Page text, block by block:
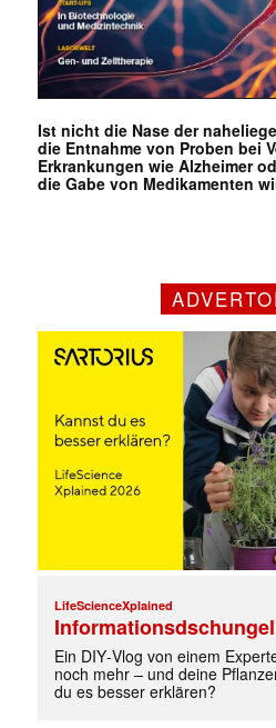
Ist nicht die Nase der
die Entnahme von Proben bei
Erkrankungen wie Alzheimer
die Gabe von Medikamenten
LifeScienceXplained
Ein DIY‑Vlog von einem
noch mehr – und deine
du es besser erklären?